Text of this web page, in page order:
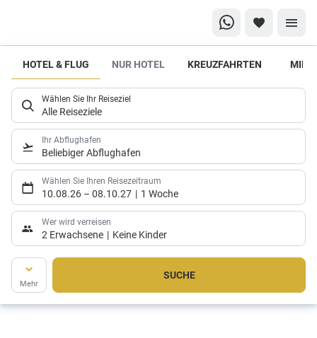
Tipps
rund um
die
Buchung
HOTEL & FLUG NUR HOTEL KREUZFAHRTEN
Wählen Sie Ihr Reiseziel
Alle Reiseziele
Ihr Abflughafen
Beliebiger Abflughafen
Wählen Sie Ihren Reisezeitraum
10.08.26 – 08.10.27 1 Woche
Wer wird verreisen
2 Erwachsene Keine Kinder
Mehr
SUCHE